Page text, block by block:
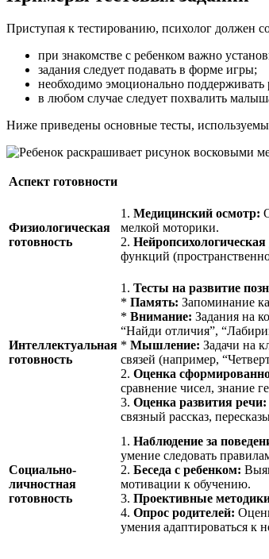
Приступая к тестированию, психолог должен
при знакомстве с ребенком важно
задания следует подавать в форме игры;
необходимо эмоционально поддерживать
в любом случае следует похвалить
Ниже приведены основные тесты,
Аспект готовности
Физиологическая
готовность
1. Медицинский осмотр:
мелкой моторики.
2. Нейропсихологическая
функций
Интеллектуальная
готовность
1. Тесты на развитие
* Память: Запоминание
* Внимание: Задания на
“Найди отличия”,
* Мышление: Задачи на
связей (например,
2. Оценка
сравнение чисел, знание
3. Оценка развития речи:
связный рассказ,
Социально-
личностная
готовность
1. Наблюдение за
умение следовать
2. Беседа с ребенком:
мотивации к обучению.
3. Проективные
4. Опрос родителей:
умения адаптироваться к